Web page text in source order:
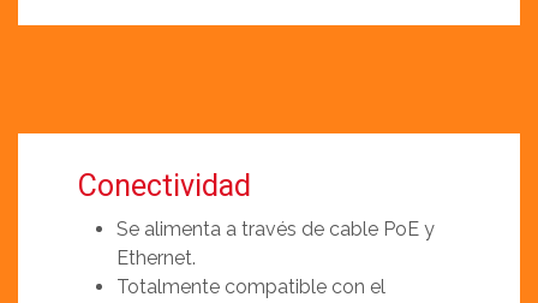
Conectividad
Se alimenta a través de cable PoE y
Ethernet.
Totalmente compatible con el